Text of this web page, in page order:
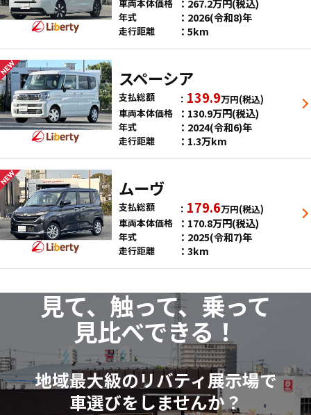
車両本体価格
年式 2026(令和8)年
走行距離 5km
スペーシア
支払総額 139.9万円(税込)
車両本体価格
130.9万円(税込)
年式 2024(令和6)年
走行距離 1.3万km
ムーヴ
支払総額 179.6万円(税込)
車両本体価格
170.8万円(税込)
年式 2025(令和7)年
走行距離 3km
見て、触って、乗って
見比べできる！
地域最大級のリバティ展示場で
車選びをしませんか？